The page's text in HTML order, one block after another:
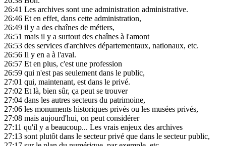
26:41 Les archives sont une administration administrative.
26:46 Et en effet, dans cette administration,
26:49 il y a des chaînes de métiers,
26:51 mais il y a surtout des chaînes à l'amont
26:53 des services d'archives départementaux, nationaux, etc.
26:56 Il y en a à l'aval.
26:57 Et en plus, c'est une profession
26:59 qui n'est pas seulement dans le public,
27:01 qui, maintenant, est dans le privé.
27:02 Et là, bien sûr, ça peut se trouver
27:04 dans les autres secteurs du patrimoine,
27:06 les monuments historiques privés ou les musées privés,
27:08 mais aujourd'hui, on peut considérer
27:11 qu'il y a beaucoup... Les vrais enjeux des archives
27:13 sont plutôt dans le secteur privé que dans le secteur public,